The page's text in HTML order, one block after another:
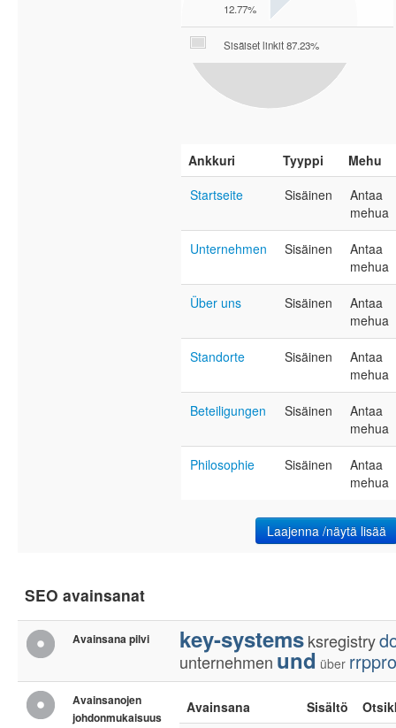
12.77%
Sisäiset linkit 87.23%
Ankkuri Tyyppi
Mehu
Startseite
Sisäinen
Antaa
mehua
Unternehmen Sisäinen
Antaa
mehua
Über uns Sisäinen
Antaa
mehua
Standorte Sisäinen
Antaa
mehua
Beteiligungen Sisäinen
Antaa
mehua
Philosophie Sisäinen
Antaa
mehua
Laajenna /näytä lisää
SEO avainsanat
Avainsana pilvi key-systemsksregistry
unternehmen und über
Avainsanojen
johdonmukaisuus
Avainsana Sisältö